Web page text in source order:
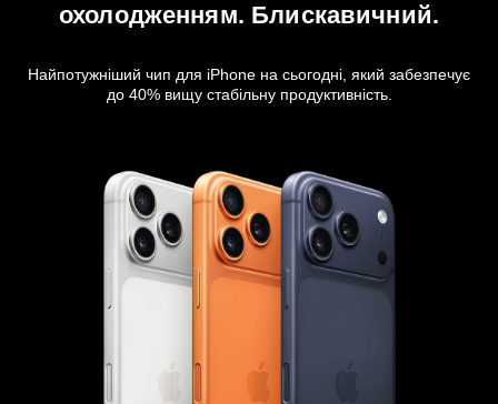
охолодженням. Блискавичний.
Найпотужніший чип для iPhone на сьогодні, який забезпечує
до 40% вищу стабільну продуктивність.